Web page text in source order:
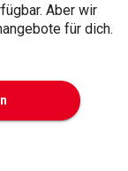
Aber wir
für dich.